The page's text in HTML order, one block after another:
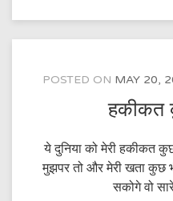
POSTED ON MAY 20,
हकीकत
ये दुनिया को मेरी हकीकत
मुझपर तो और मेरी खता कुछ
सकोगे वो